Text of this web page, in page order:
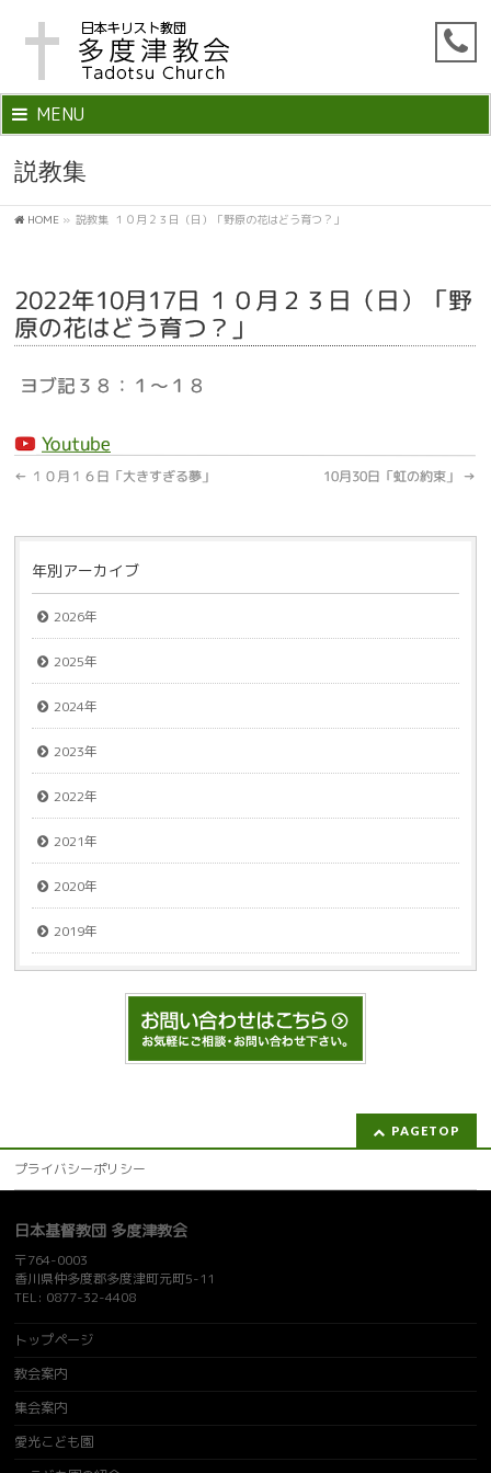
MENU
説教集
HOME » 説教集 １０月２３日（日）「野原の花はどう育つ？」
2022年10月17日 １０月２３日（日）「野
原の花はどう育つ？」
ヨブ記３８：１～１８
Youtube
← １０月１６日「大きすぎる夢」 10月30日「虹の約束」 →
年別アーカイブ
2026年
2025年
2024年
2023年
2022年
2021年
2020年
2019年
PAGETOP
プライバシーポリシー
日本基督教団 多度津教会
〒764-0003
香川県仲多度郡多度津町元町5-11
TEL: 0877-32-4408
トップページ
教会案内
集会案内
愛光こども園